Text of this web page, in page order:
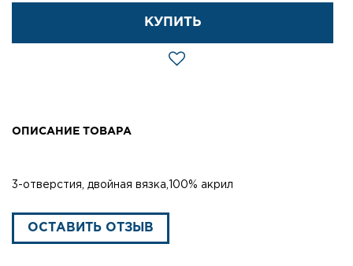
КУПИТЬ
ОПИСАНИЕ ТОВАРА
3-отверстия, двойная вязка,100% акрил
ОСТАВИТЬ ОТЗЫВ